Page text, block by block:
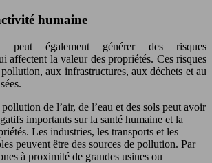
humaine
peut également générer des risques
affectent la valeur des propriétés. Ces risques
aux infrastructures, aux déchets et au
de l’air, de l’eau et des sols peut avoir
importants sur la santé humaine et la
Les industries, les transports et les
peuvent être des sources de pollution. Par
à proximité de grandes usines ou